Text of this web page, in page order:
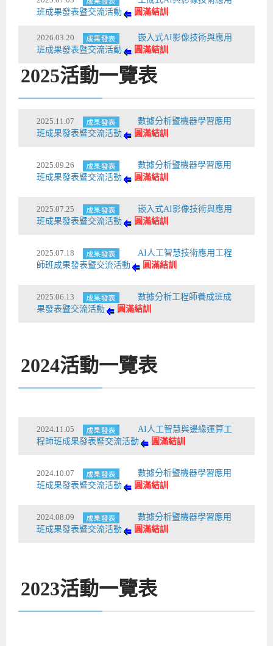
Python程式實戰養成學程
Python程式設計
Python程式設計(舊)
APCS寒暑假程式檢定班
Android Framework
Android ADK周邊裝置開發班
iPhone程式設計進階班
Android嵌入式平台開發訓練班
TI MSP430微控制器開發
產品應用系列課程
生醫感測器整合設計班
NFC無線通訊設計實作班
物聯網Web整合應用實作班
轉職就業班
AIoT人工智慧與物聯網實戰人才就業班
AI智能醫療電子產品開發人才就業班
物聯網平台開發人才養成班(政府+企業雙重補助)
物聯網平台開發人才養成班
實體課程總覽
Edge AI與Pi Pico實作應用
電腦視覺演算法-人臉識別實戰
OpenVINO邊緣運算實務
iPAS巨量資料分析師考照班
【遠距同步】青少年AI冬/夏令營
青少年AI人工智慧實作班
Python進階程式設計：從資料結構到演算法
Python程式實戰養成學程
硬體控制使用Python
用樹莓派實現物聯網
班成果發表暨交流活動
圓滿結訓
2026.03.20
嵌入式AI影像技術與應用
班成果發表暨交流活動
圓滿結訓
2025活動一覽表
2025.11.07
數據分析暨機器學習應用
班成果發表暨交流活動
圓滿結訓
2025.09.26
數據分析暨機器學習應用
班成果發表暨交流活動
圓滿結訓
2025.07.25
嵌入式AI影像技術與應用
班成果發表暨交流活動
圓滿結訓
2025.07.18
AI人工智慧技術應用工程
師班成果發表暨交流活動
圓滿結訓
2025.06.13
數據分析工程師養成班成
果發表暨交流活動
圓滿結訓
2024活動一覽表
2024.11.05
AI人工智慧與邊緣運算工
程師班成果發表暨交流活動
圓滿結訓
2024.10.07
數據分析暨機器學習應用
班成果發表暨交流活動
圓滿結訓
2024.08.09
數據分析暨機器學習應用
班成果發表暨交流活動
圓滿結訓
2023活動一覽表